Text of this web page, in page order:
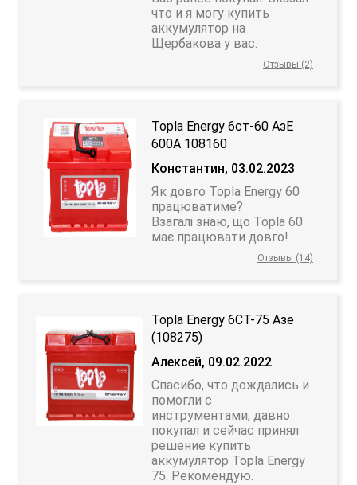
что и я могу купить
аккумулятор на
Щербакова у вас.
Отзывы (2)
Topla Energy 6ст-60 АзЕ
600A 108160
Константин, 03.02.2023
Як довго Topla Energy 60
працюватиме?
Взагалі знаю, що Topla 60
має працювати довго!
Отзывы (14)
Topla Energy 6CT-75 Азе
(108275)
Алексей, 09.02.2022
Спасибо, что дождались и
помогли с
инструментами, давно
покупал и сейчас принял
решение купить
аккумулятор Topla Energy
75. Рекомендую.